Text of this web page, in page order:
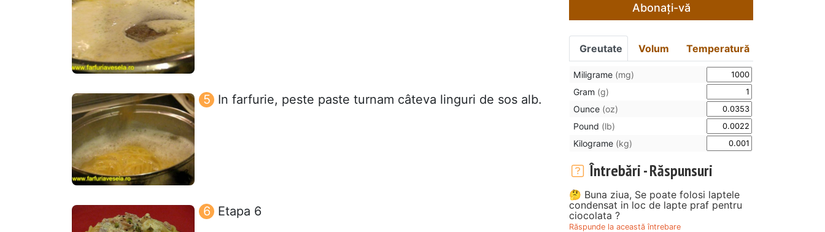
In farfurie, peste paste turnam câteva linguri de sos alb.
Etapa 6
Abonați-vă
Greutate Volum Temperatură
Miligrame (mg)
Gram (g)
Ounce (oz)
Pound (lb)
Kilograme (kg)
Întrebări - Răspunsuri
🤔 Buna ziua, Se poate folosi laptele
condensat in loc de lapte praf pentru
ciocolata ?
Răspunde la această întrebare